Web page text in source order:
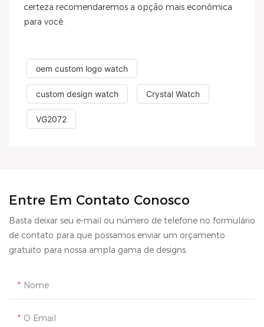
certeza recomendaremos a opção mais econômica
para você.
oem custom logo watch
custom design watch Crystal Watch
VG2072
Entre Em Contato Conosco
Basta deixar seu e-mail ou número de telefone no formulário
de contato para que possamos enviar um orçamento
gratuito para nossa ampla gama de designs.
Nome
O Email